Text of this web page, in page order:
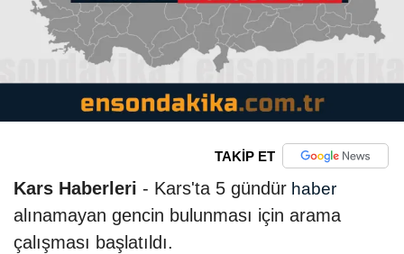
TAKİP ET
Kars Haberleri - Kars'ta 5 gündür haber
alınamayan gencin bulunması için arama
çalışması başlatıldı.